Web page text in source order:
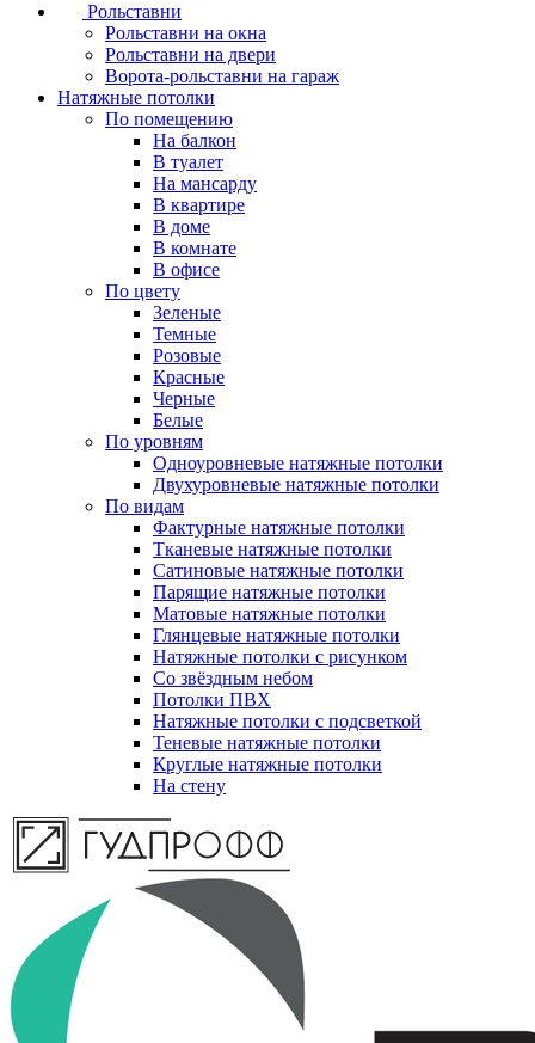
Рольставни
Рольставни на окна
Рольставни на двери
Ворота-рольставни на гараж
Натяжные потолки
По помещению
На балкон
В туалет
На мансарду
В квартире
В доме
В комнате
В офисе
По цвету
Зеленые
Темные
Розовые
Красные
Черные
Белые
По уровням
Одноуровневые натяжные потолки
Двухуровневые натяжные потолки
По видам
Фактурные натяжные потолки
Тканевые натяжные потолки
Сатиновые натяжные потолки
Парящие натяжные потолки
Матовые натяжные потолки
Глянцевые натяжные потолки
Натяжные потолки с рисунком
Со звёздным небом
Потолки ПВХ
Натяжные потолки с подсветкой
Теневые натяжные потолки
Круглые натяжные потолки
На стену